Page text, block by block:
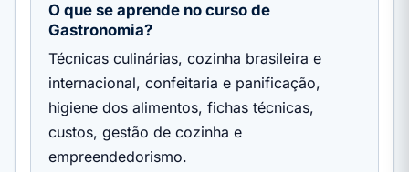
O que se aprende no curso de
Gastronomia?
Técnicas culinárias, cozinha brasileira e
internacional, confeitaria e panificação,
higiene dos alimentos, fichas técnicas,
custos, gestão de cozinha e
empreendedorismo.